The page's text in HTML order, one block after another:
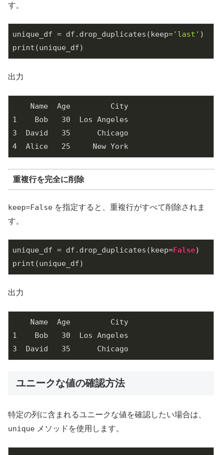
す。
unique_df = df.drop_duplicates(keep='last' )
print(unique_df)
出力
    Name  Age         City
1    Bob   30  Los Angeles
3  David   35      Chicago
4  Alice   25     New York
重複行を完全に削除
keep=False を指定すると、重複行がすべて削除されま
す。
unique_df = df.drop_duplicates(keep=False)
print(unique_df)
出力
    Name  Age         City
1    Bob   30  Los Angeles
3  David   35      Chicago
ユニークな値の確認方法
特定の列に含まれるユニークな値を確認したい場合は、
unique メソッドを使用します。